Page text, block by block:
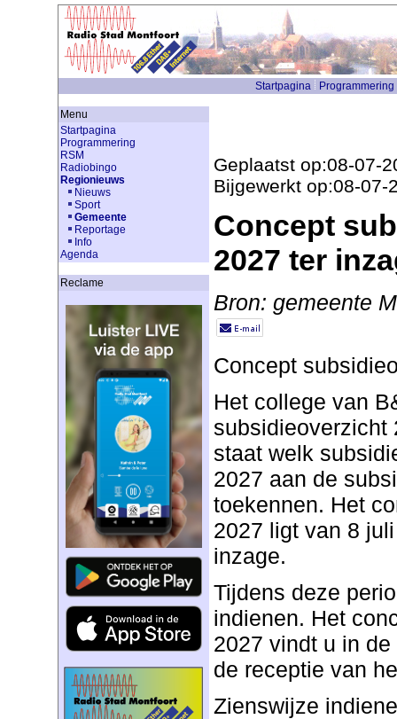
Startpagina Programmering
Menu
Startpagina
Programmering
RSM
Radiobingo
Regionieuws
Nieuws
Sport
Gemeente
Reportage
Info
Agenda
Reclame
Geplaatst op:08-07-
Bijgewerkt op:08-07-
Concept
2027 ter
Bron: gemeente
Concept
Het college van
subsidieoverzicht
staat welk
2027 aan de
toekennen. Het
2027 ligt van 8
inzage.
Tijdens deze
indienen. Het
2027 vindt u in
de receptie van
Zienswijze